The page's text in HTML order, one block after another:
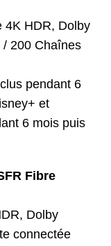
4K HDR, Dolby
/ 200 Chaînes
pendant 6
et
6 mois puis
Fibre
Dolby
connectée